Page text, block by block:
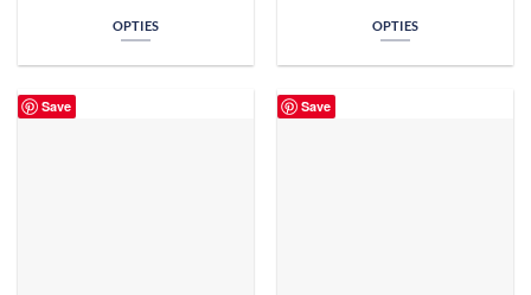
OPTIES OPTIES
Save Save